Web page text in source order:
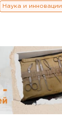
Наука и инновации